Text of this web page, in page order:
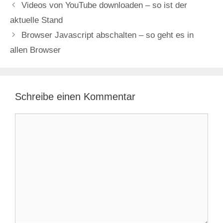
Videos von YouTube downloaden – so ist der
aktuelle Stand
Browser Javascript abschalten – so geht es in
allen Browser
Schreibe einen Kommentar